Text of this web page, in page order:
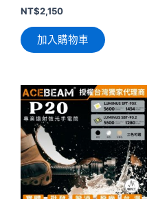
NT$2,150
加入購物車
此
產
品
有
多
種
款